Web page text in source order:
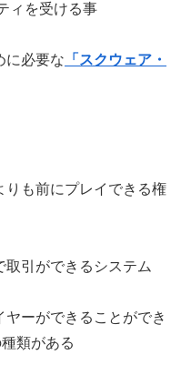
ィを受ける事
に必要な 「スクウェア・
りも前にプレイできる権
取引ができるシステム
ヤーができることができ
類がある